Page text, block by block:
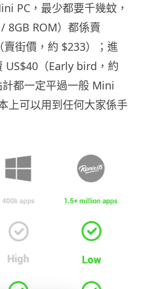
PC，最少都要千幾蚊，
8GB ROM）都係賣
街價，約 $233）；進
US$40（Early bird，約
都一定平過一般 Mini
上可以用到任何大家係手